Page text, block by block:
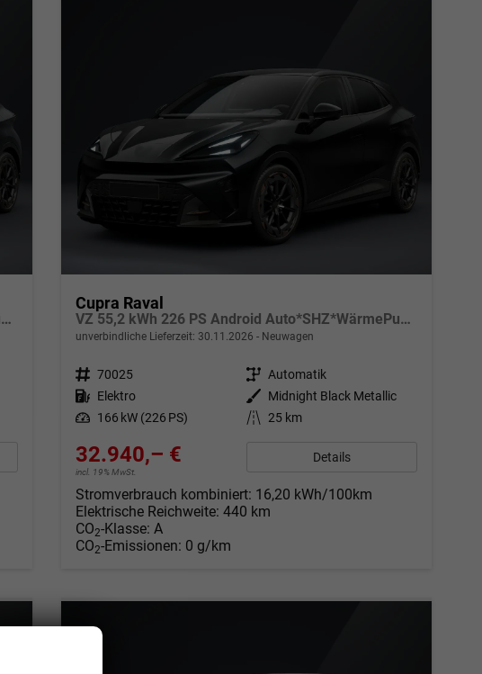
VZ 55,2 kWh 226 PS Android Auto*SHZ*WärmePumpe*ACC*Kamera*Keyless*2Z Klimaauto*
Cupra Raval
VZ 55,2 kWh 226 PS Android Auto*SHZ*WärmePumpe*ACC*Kamera*Keyless*2Z Klimaauto*
unverbindliche Lieferzeit: 30.11.2026 Neuwagen
Fahrzeugnr. 70025 Getriebe Automatik
Kraftstoff Elektro Außenfarbe
Midnight Black Metallic
Leistung 166 kW (226 PS) Kilometerstand 25 km
32.940,– €
incl. 19% MwSt.
Details
Stromverbrauch kombiniert: 16,20 kWh/100km
Elektrische Reichweite: 440 km
CO2-Klasse: A
CO2-Emissionen: 0 g/km